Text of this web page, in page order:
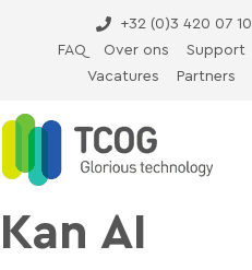
+32 (0)3 420 07 10
FAQ
Over ons Support
Vacatures
Partners
Kan AI